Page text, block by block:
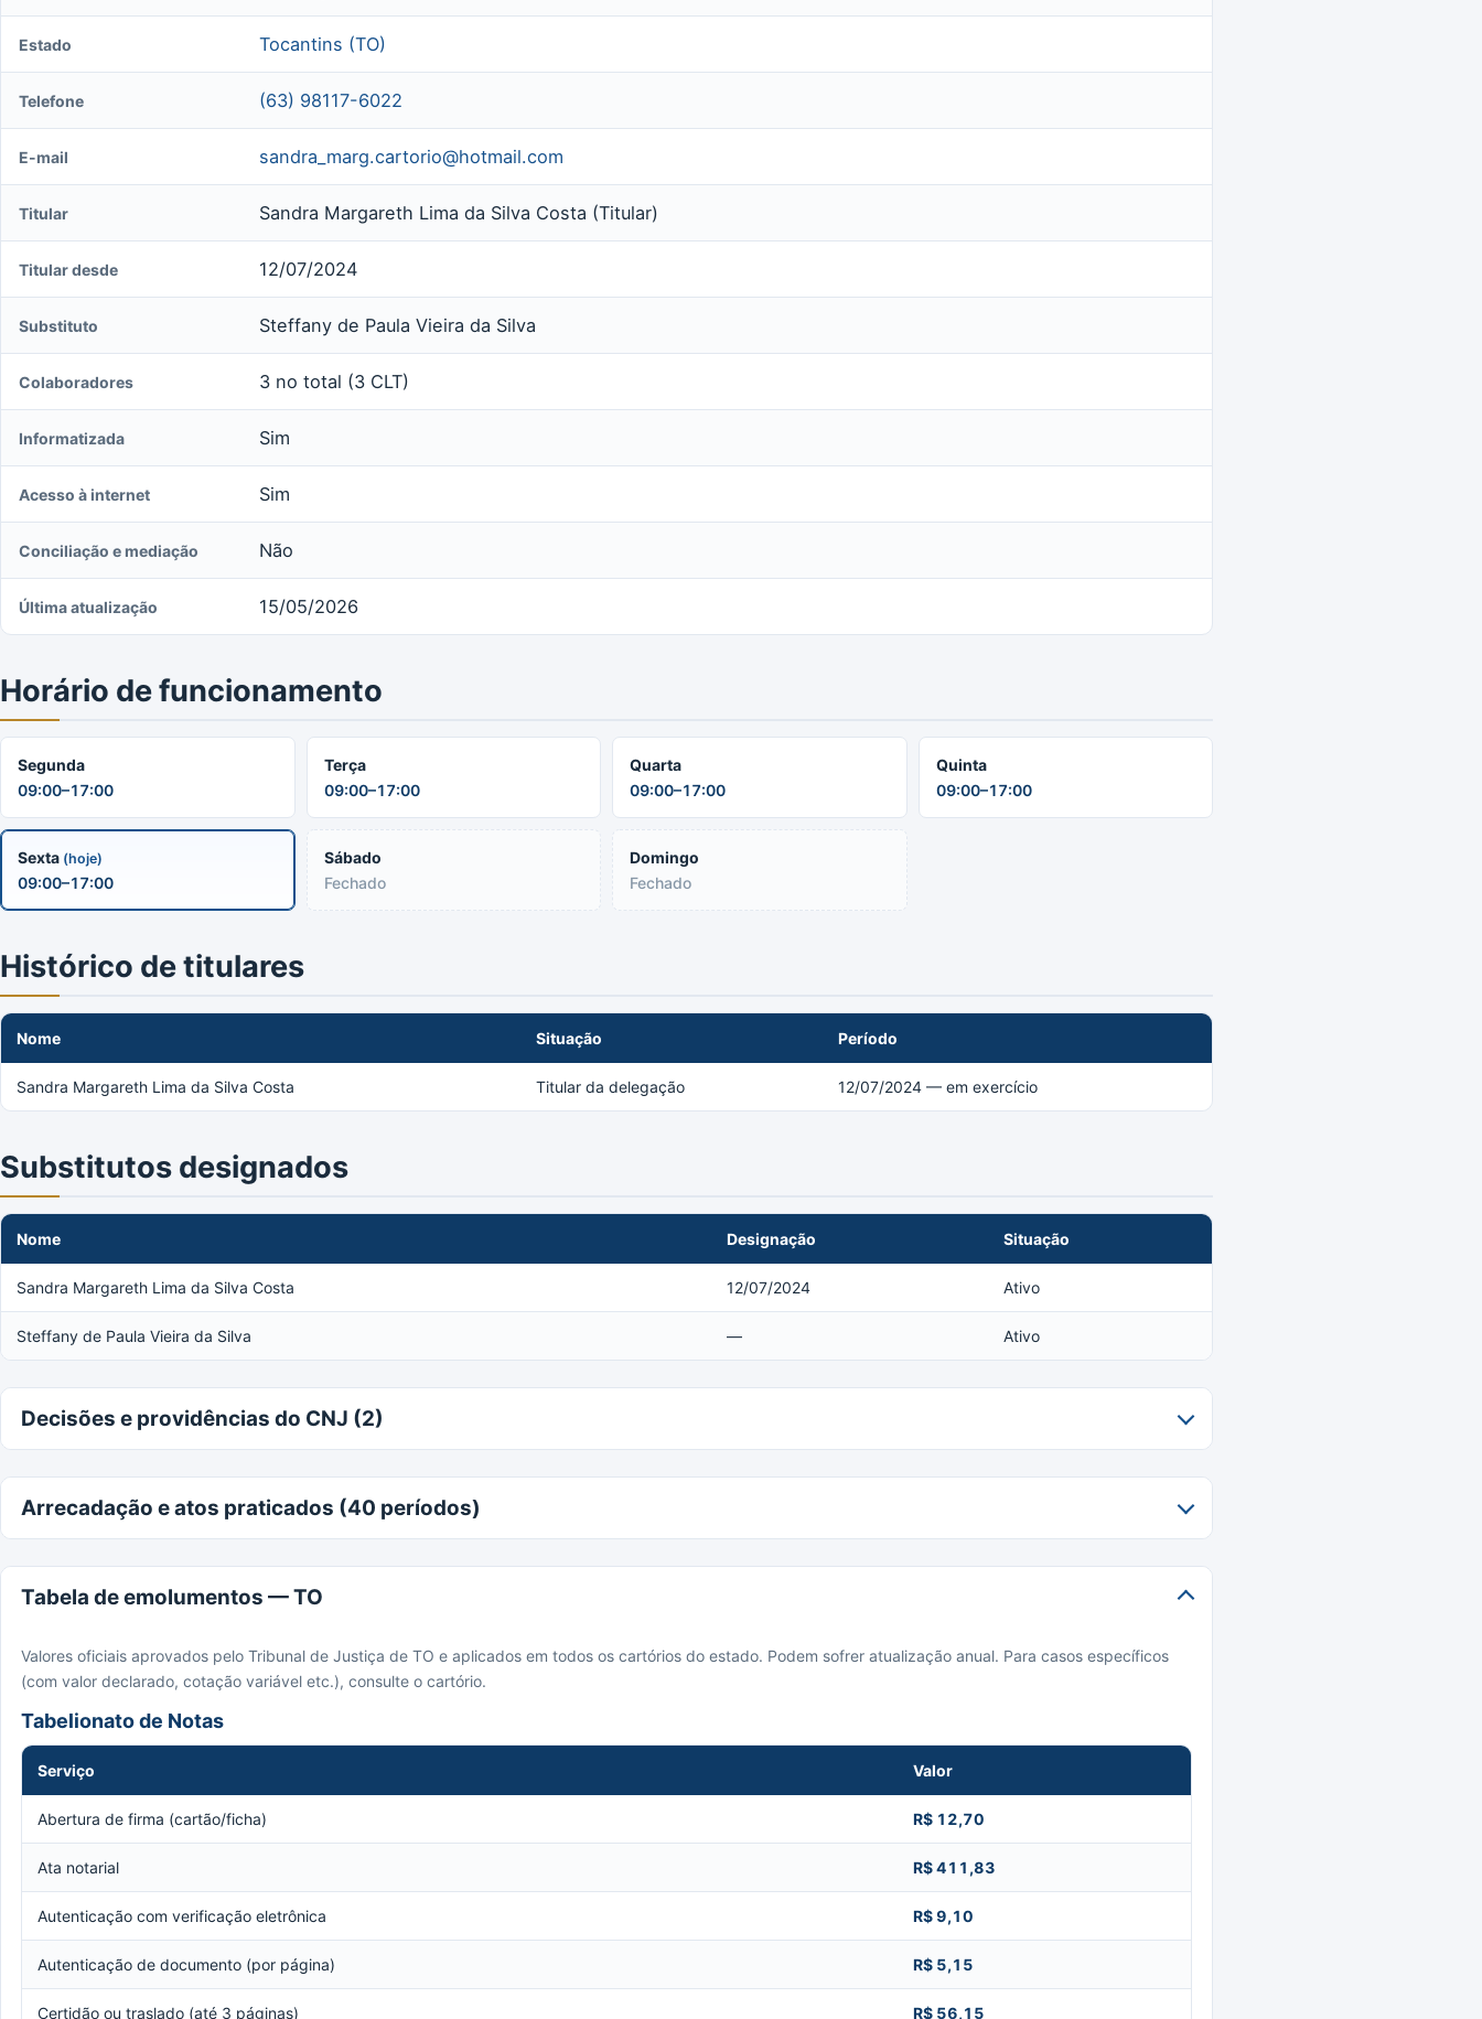
Estado Tocantins (TO)
Telefone (63) 98117-6022
E-mail sandra_marg.cartorio@hotmail.com
Titular Sandra Margareth Lima da Silva Costa (Titular)
Titular desde 12/07/2024
Substituto Steffany de Paula Vieira da Silva
Colaboradores 3 no total (3 CLT)
Informatizada Sim
Acesso à internet Sim
Conciliação e mediação Não
Última atualização 15/05/2026
Horário de funcionamento
Segunda
09:00–17:00
Terça
09:00–17:00
Quarta
09:00–17:00
Quinta
09:00–17:00
Sexta (hoje)
09:00–17:00
Sábado
Fechado
Domingo
Fechado
Histórico de titulares
Nome Situação Período
Sandra Margareth Lima da Silva Costa Titular da delegação 12/07/2024 — em exercício
Substitutos designados
Nome Designação Situação
Sandra Margareth Lima da Silva Costa 12/07/2024 Ativo
Steffany de Paula Vieira da Silva — Ativo
Decisões e providências do CNJ (2)
Arrecadação e atos praticados (40 períodos)
Tabela de emolumentos — TO
Valores oficiais aprovados pelo Tribunal de Justiça de TO e aplicados em todos os cartórios do estado. Podem sofrer atualização anual. Para casos específicos
(com valor declarado, cotação variável etc.), consulte o cartório.
Tabelionato de Notas
Serviço Valor
Abertura de firma (cartão/ficha) R$ 12,70
Ata notarial R$ 411,83
Autenticação com verificação eletrônica R$ 9,10
Autenticação de documento (por página) R$ 5,15
Certidão ou traslado (até 3 páginas) R$ 56,15